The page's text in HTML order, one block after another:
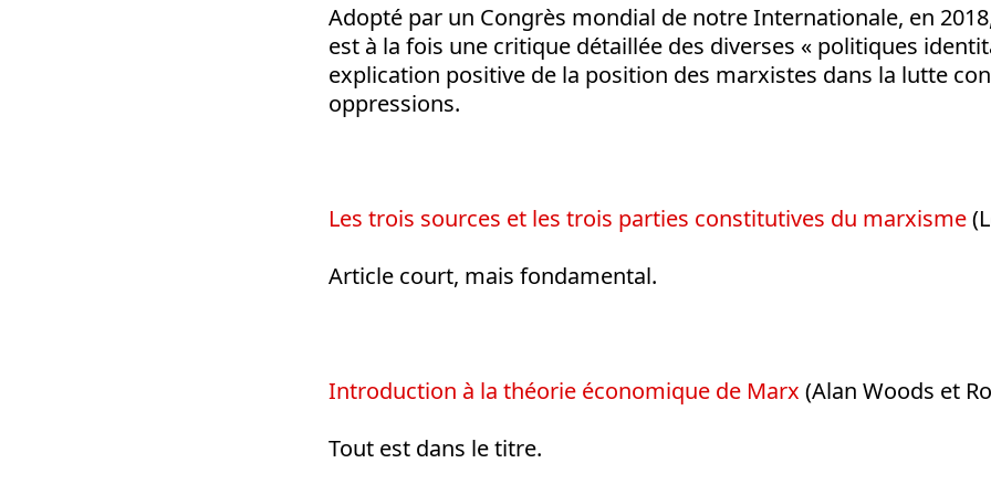
Adopté par un Congrès mondial de notre Internationale, en
est à la fois une critique détaillée des diverses « politiques
explication positive de la position des marxistes dans la lutte
oppressions.
Les trois sources et les trois parties constitutives du marxisme
Article court, mais fondamental.
Introduction à la théorie économique de Marx (Alan Woods et
Tout est dans le titre.